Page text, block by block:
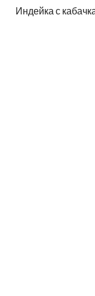
Индейка с